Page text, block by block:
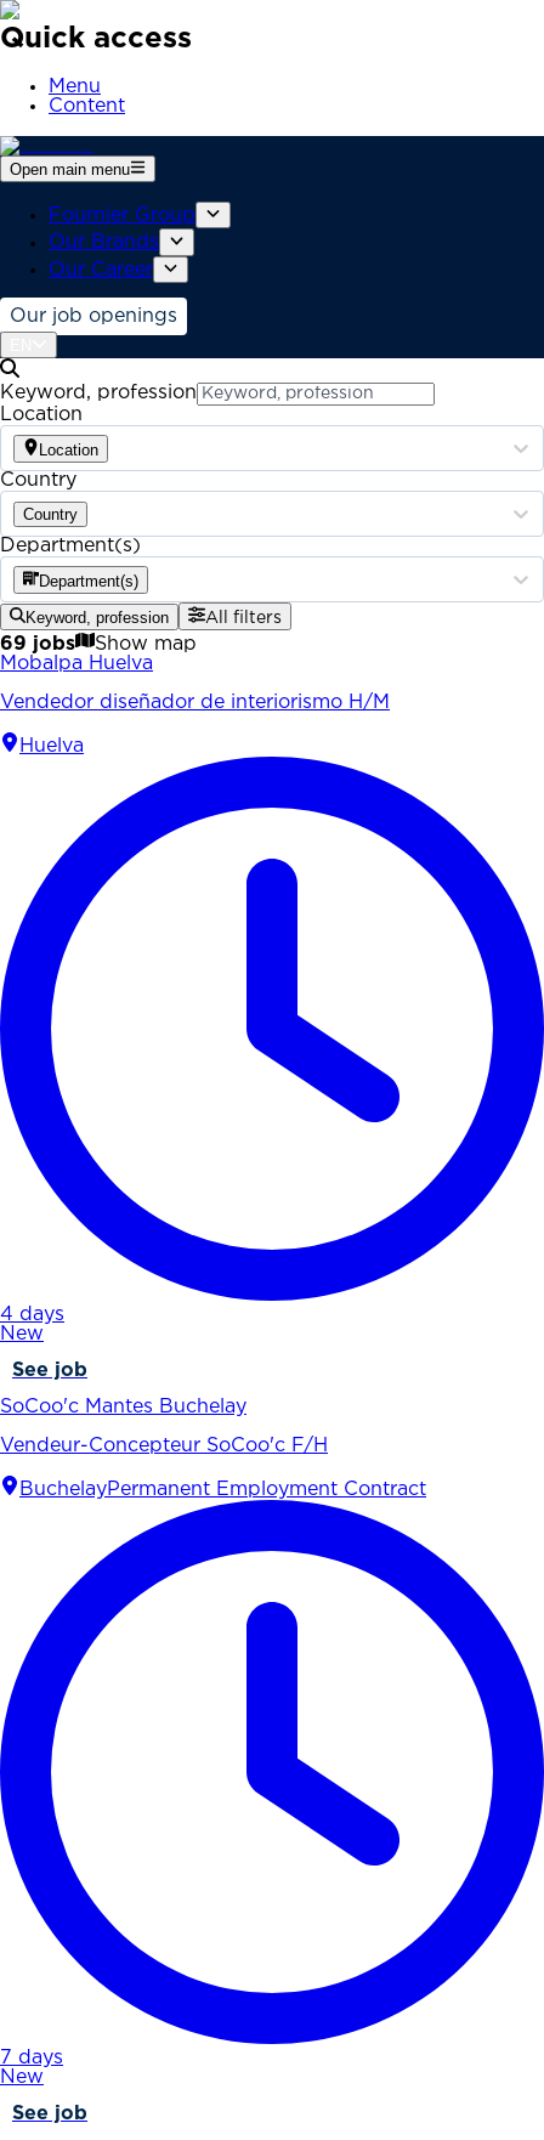
Quick access
Menu
Content
Open main menu
Fournier Group
Our Brands
Our Career
Our job openings
Keyword, profession
Location
Location
Country
Country
Department(s)
Department(s)
Keyword, profession All filters
69 jobs
Show map
Mobalpa Huelva
Vendedor diseñador de interiorismo H/M
Huelva
4 days
New
See job
SoCoo'c Mantes Buchelay
Vendeur-Concepteur SoCoo'c F/H
BuchelayPermanent Employment Contract
7 days
New
See job